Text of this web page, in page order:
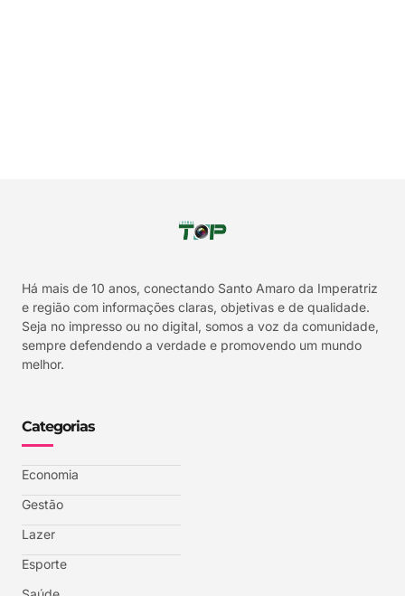
Há mais de 10 anos, conectando Santo Amaro da Imperatriz
e região com informações claras, objetivas e de qualidade.
Seja no impresso ou no digital, somos a voz da comunidade,
sempre defendendo a verdade e promovendo um mundo
melhor.
Categorias
Economia
Gestão
Lazer
Esporte